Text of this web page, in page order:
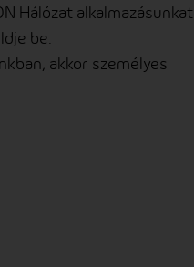
Hálózat alkalmazásunkat
be.
akkor személyes